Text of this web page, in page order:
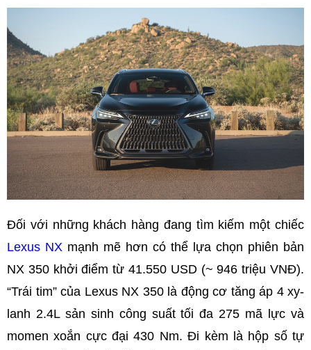
Đối với những khách hàng đang tìm kiếm một chiếc
Lexus NX mạnh mẽ hơn có thể lựa chọn phiên bản
NX 350 khởi điểm từ 41.550 USD (~ 946 triệu VNĐ).
“Trái tim” của Lexus NX 350 là động cơ tăng áp 4 xy-
lanh 2.4L sản sinh công suất tối đa 275 mã lực và
momen xoắn cực đại 430 Nm. Đi kèm là hộp số tự